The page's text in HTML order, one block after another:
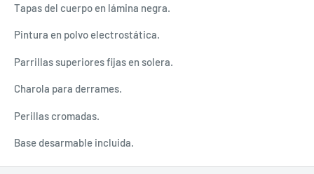
Tapas del cuerpo en lámina negra.
Pintura en polvo electrostática.
Parrillas superiores fijas en solera.
Charola para derrames.
Perillas cromadas.
Base desarmable incluida.